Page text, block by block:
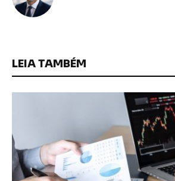
LEIA TAMBÉM